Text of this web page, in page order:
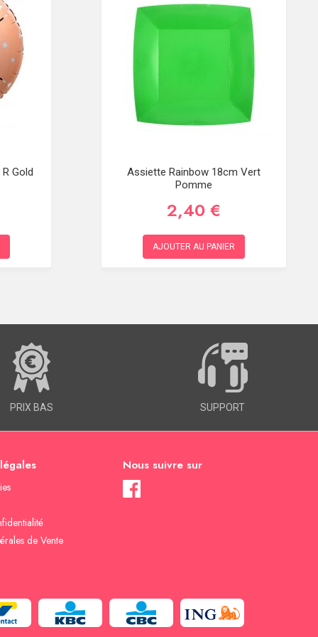
Gold
Assiette Rainbow 18cm Vert
Pomme
2,40 €
AJOUTER AU PANIER
PRIX BAS SUPPORT
de Vente
Nous suivre sur